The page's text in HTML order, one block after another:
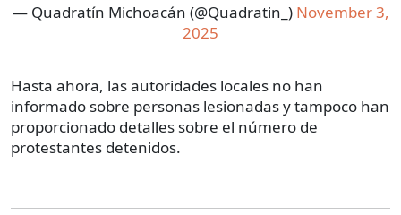
— Quadratín Michoacán (@Quadratin_) November 3,
2025
Hasta ahora, las autoridades locales no han
informado sobre personas lesionadas y tampoco han
proporcionado detalles sobre el número de
protestantes detenidos.